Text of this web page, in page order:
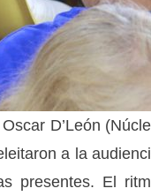
D’León
a la
presentes. El